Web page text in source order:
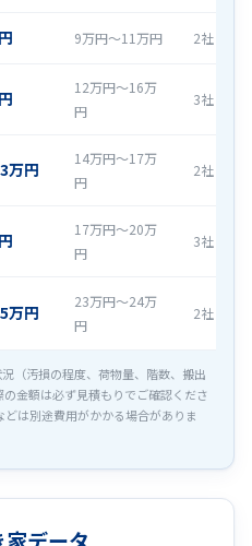
9万円〜11万円 2社
12万円〜16万
円
3社
万円
14万円〜17万
円
2社
17万円〜20万
円
3社
万円
23万円〜24万
円
2社
（汚損の程度、荷物量、階数、搬出
金額は必ず見積もりでご確認くださ
は別途費用がかかる場合がありま
データ